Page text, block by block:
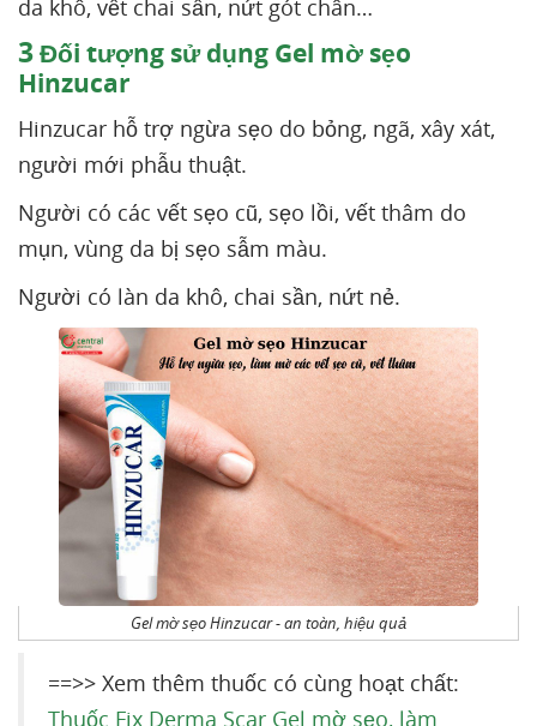
da khô, vết chai sần, nứt gót chân…
3Đối tượng sử dụng Gel mờ sẹo
Hinzucar
Hinzucar hỗ trợ ngừa sẹo do bỏng, ngã, xây xát,
người mới phẫu thuật.
Người có các vết sẹo cũ, sẹo lồi, vết thâm do
mụn, vùng da bị sẹo sẫm màu.
Người có làn da khô, chai sần, nứt nẻ.
Gel mờ sẹo Hinzucar - an toàn, hiệu quả
==>> Xem thêm thuốc có cùng hoạt chất:
Thuốc Fix Derma Scar Gel mờ sẹo, làm